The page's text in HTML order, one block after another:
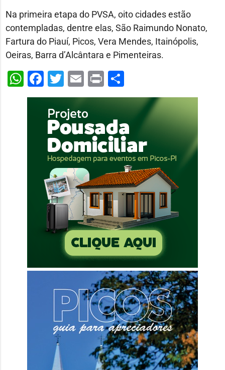
Na primeira etapa do PVSA, oito cidades estão
contempladas, dentre elas, São Raimundo Nonato,
Fartura do Piauí, Picos, Vera Mendes, Itainópolis,
Oeiras, Barra d’Alcântara e Pimenteiras.
WhatsApp
Facebook
Twitter
Email
PrintShare